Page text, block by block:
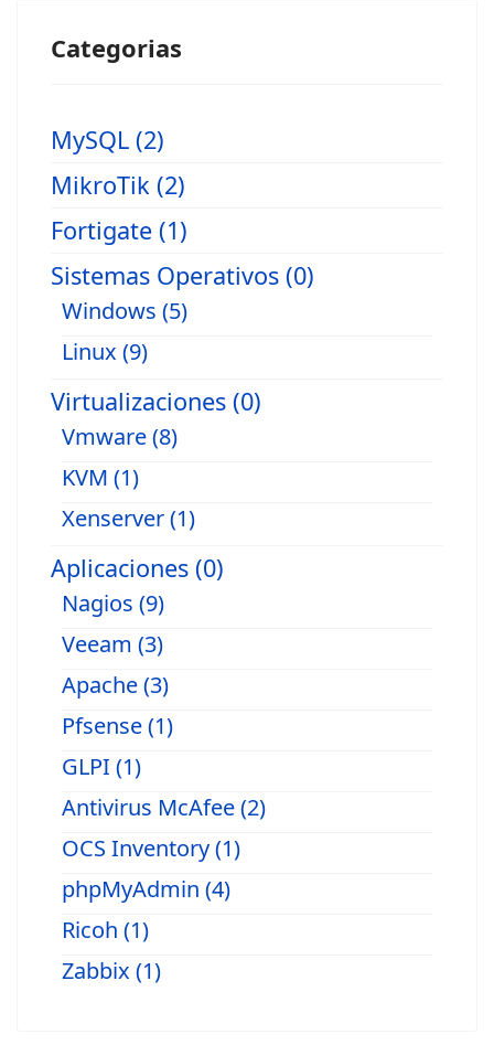
Categorias
MySQL (2)
MikroTik (2)
Fortigate (1)
Sistemas Operativos (0)
Windows (5)
Linux (9)
Virtualizaciones (0)
Vmware (8)
KVM (1)
Xenserver (1)
Aplicaciones (0)
Nagios (9)
Veeam (3)
Apache (3)
Pfsense (1)
GLPI (1)
Antivirus McAfee (2)
OCS Inventory (1)
phpMyAdmin (4)
Ricoh (1)
Zabbix (1)